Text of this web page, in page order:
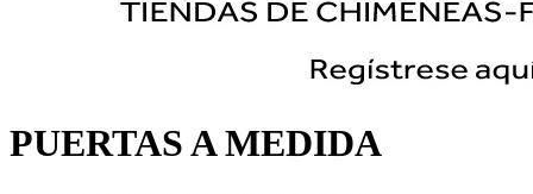
PUERTAS A MEDIDA